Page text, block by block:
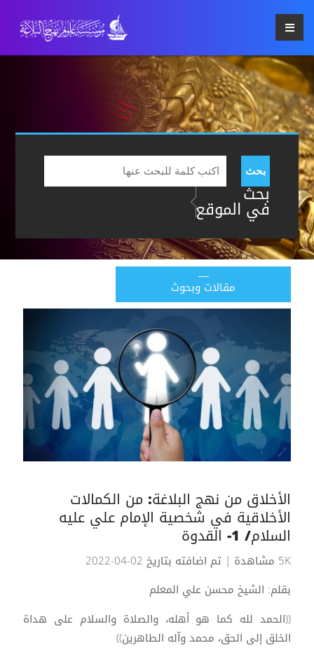
بحث
بحث
في الموقع
مقالات وبحوث
الأخلاق من نهج البلاغة: من الكمالات
الأخلاقية في شخصية الإمام علي عليه
السلام/ 1- القدوة
5K مشاهدة
| تم اضافته بتاريخ 02-04-2022
بقلم: الشيخ محسن علي المعلم
((الحمد لله كما هو أهله، والصلاة والسلام على هداة
الخلق إلى الحق، محمد وآله الطاهرين))